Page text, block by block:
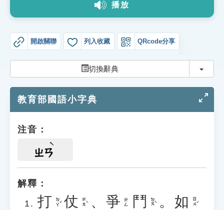
教學應用
貓頭鷹博士
播放
開啟關聯 列入收藏 QRcode分享
切換辭典 切換
教育部國語小字典
注音：
ㄓㄢ
解釋：
打 ㄉㄚˇ 仗 ㄓㄤˋ 、 爭 ㄓㄥ 鬥 ㄉㄡˋ 。 如 ㄖㄨˊ